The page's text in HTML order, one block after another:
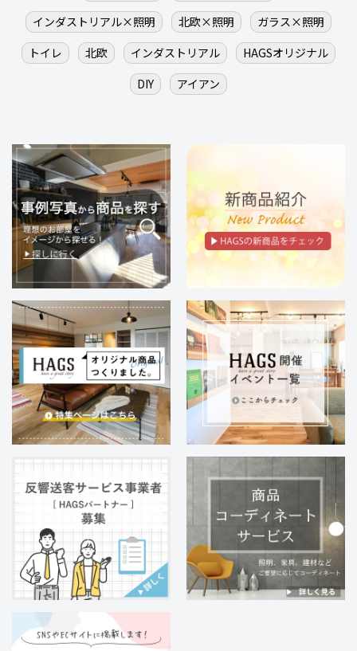
インダストリアル×照明
北欧×照明
ガラス×照明
トイレ
北欧 インダストリアル
HAGSオリジナル
DIY
アイアン